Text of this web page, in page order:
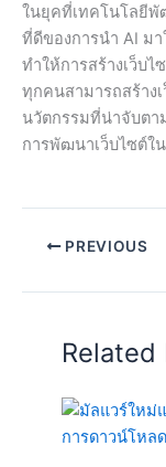
ในยุคที่เทคโนโลยีพั
ที่ดีของการนำ AI ม
ทำให้การสร้างเว็บไ
ทุกคนสามารถสร้าง
นวัตกรรมที่น่าจับต
การพัฒนาเว็บไซต์ใ
PREVIOUS
Related